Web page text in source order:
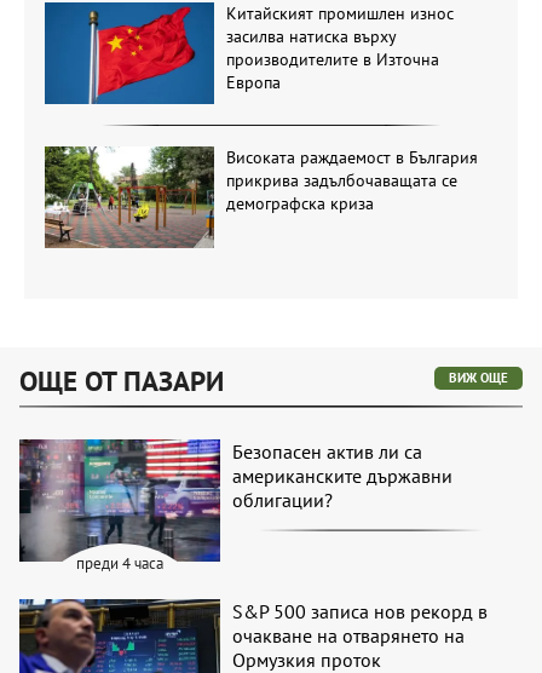
Китайският промишлен износ
засилва натиска върху
производителите в Източна
Европа
Високата раждаемост в България
прикрива задълбочаващата се
демографска криза
ОЩЕ ОТ ПАЗАРИ ВИЖ ОЩЕ
преди 4 часа
Безопасен актив ли са
американските държавни
облигации?
S&P 500 записа нов рекорд в
очакване на отварянето на
Ормузкия проток